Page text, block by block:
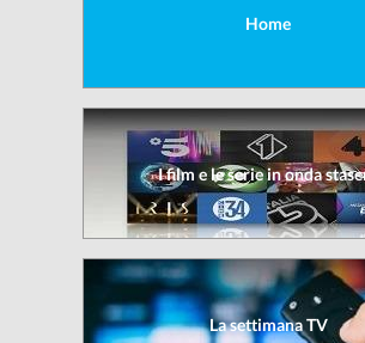
Home
I film e le serie in onda
La settimana TV